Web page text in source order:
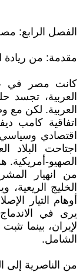
الفصل الرابع:
مقدمة: من ريادة
كانت مصر في
العربية، تجسد
العربية. لكن مع
اقتصادي
اجتاحت البلاد
الصهيو-
من انهيار
الخليج
أوهام التيار
يرى في
لإيران، بينما
الشامل.
من الناصرية